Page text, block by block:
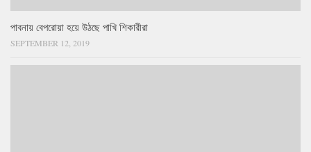
পাবনায় বেপরোয়া হয়ে উঠছে পাখি শিকারীরা
SEPTEMBER 12, 2019